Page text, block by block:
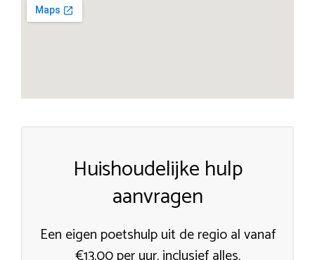
Huishoudelijke hulp
aanvragen
Een eigen poetshulp uit de regio al vanaf